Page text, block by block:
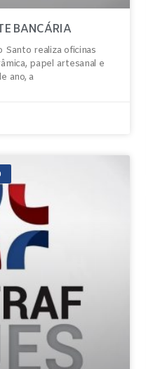
BANCÁRIA
realiza oficinas
papel artesanal e
ano, a